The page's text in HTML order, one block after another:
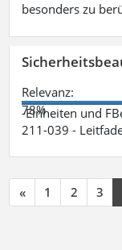
besonders zu
Relevanz:
78%
-Einheiten und
211-039 -
« 1 2 3